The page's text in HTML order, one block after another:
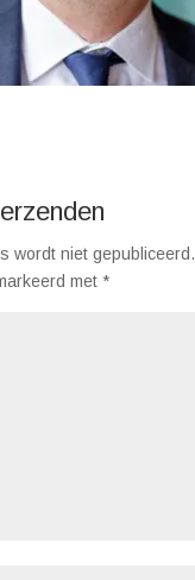
wordt niet gepubliceerd.
met *